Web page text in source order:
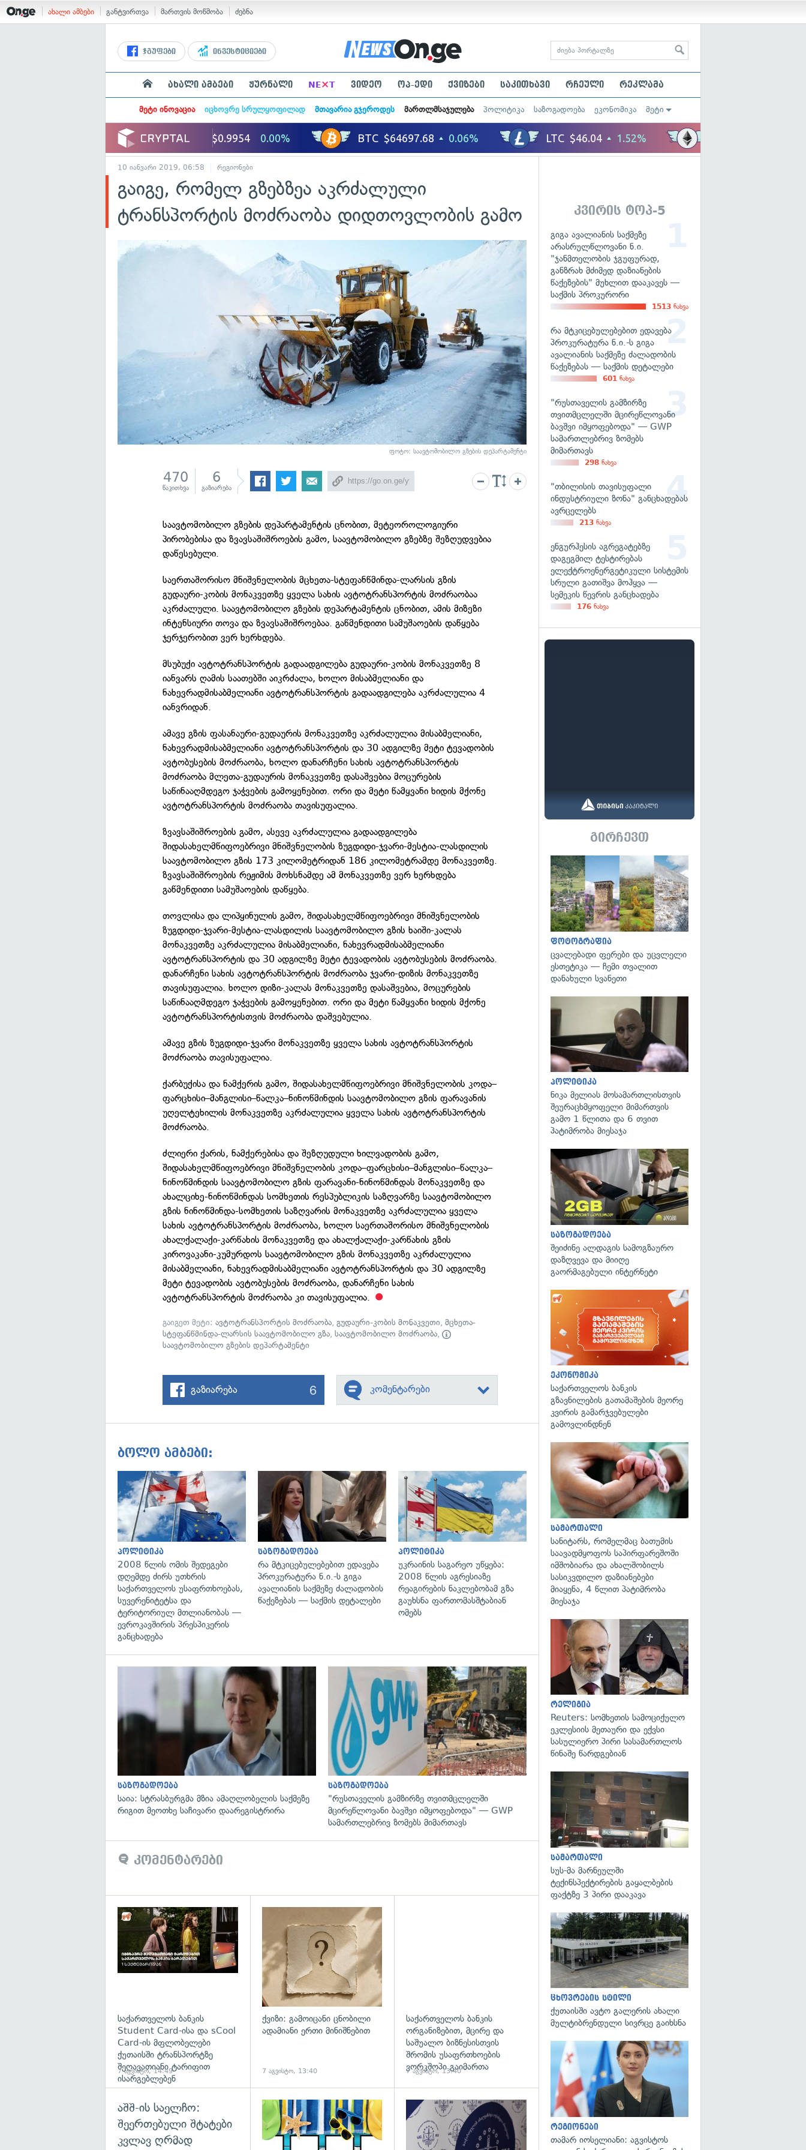
ახალი ამბები განტვირთვა მართვის მოწმობა ძებნა
ჯგუფები ინვესტიციები
ახალი ამბები ჟურნალი NE×T ვიდეო ოპ-ედი ქვიზები საკითხავი რჩეული რეკლამა
მეტი ინოვაცია იცხოვრე სრულყოფილად მთავარია გჯეროდეს მართლმსაჯულება პოლიტიკა საზოგადოება ეკონომიკა მეტი
10 იანვარი 2019, 06:58 რეგიონები
გაიგე, რომელ გზებზეა აკრძალული
ტრანსპორტის მოძრაობა დიდთოვლობის გამო
ფოტო: საავტომობილო გზების დეპარტამენტი
470
წაკითხვა
6
გაზიარება
საავტომობილო გზების დეპარტამენტის ცნობით, მეტეოროლოგიური
პირობებისა და ზვავსაშიშროების გამო, საავტომობილო გზებზე შეზღუდვებია
დაწესებული.
საერთაშორისო მნიშვნელობის მცხეთა-სტეფანწმინდა-ლარსის გზის
გუდაური-კობის მონაკვეთზე ყველა სახის ავტოტრანსპორტის მოძრაობაა
აკრძალული. საავტომობილო გზების დეპარტამენტის ცნობით, ამის მიზეზი
ინტენსიური თოვა და ზვავსაშიშროებაა. გაწმენდითი სამუშაოების დაწყება
ჯერჯერობით ვერ ხერხდება.
მსუბუქი ავტოტრანსპორტის გადაადგილება გუდაური-კობის მონაკვეთზე 8
იანვარს ღამის საათებში აიკრძალა, ხოლო მისაბმელიანი და
ნახევრადმისაბმელიანი ავტოტრანსპორტის გადაადგილება აკრძალულია 4
იანვრიდან.
ამავე გზის ფასანაური-გუდაურის მონაკვეთზე აკრძალულია მისაბმელიანი,
ნახევრადმისაბმელიანი ავტოტრანსპორტის და 30 ადგილზე მეტი ტევადობის
ავტობუსების მოძრაობა, ხოლო დანარჩენი სახის ავტოტრანსპორტის
მოძრაობა მლეთა-გუდაურის მონაკვეთზე დასაშვებია მოცურების
საწინააღმდეგო ჯაჭვების გამოყენებით. ორი და მეტი წამყვანი ხიდის მქონე
ავტოტრანსპორტის მოძრაობა თავისუფალია.
ზვავსაშიშროების გამო, ასევე აკრძალულია გადაადგილება
შიდასახელმწიფოებრივი მნიშვნელობის ზუგდიდი-ჯვარი-მესტია-ლასდილის
საავტომობილო გზის 173 კილომეტრიდან 186 კილომეტრამდე მონაკვეთზე.
ზვავსაშიშროების რეჟიმის მოხსნამდე ამ მონაკვეთზე ვერ ხერხდება
გაწმენდითი სამუშაოების დაწყება.
თოვლისა და ლიპყინულის გამო, შიდასახელმწიფოებრივი მნიშვნელობის
ზუგდიდი-ჯვარი-მესტია-ლასდილის საავტომობილო გზის ხაიში-კალას
მონაკვეთზე აკრძალულია მისაბმელიანი, ნახევრადმისაბმელიანი
ავტოტრანსპორტის და 30 ადგილზე მეტი ტევადობის ავტობუსების მოძრაობა.
დანარჩენი სახის ავტოტრანსპორტის მოძრაობა ჯვარი-დიზის მონაკვეთზე
თავისუფალია. ხოლო დიზი-კალას მონაკვეთზე დასაშვებია, მოცურების
საწინააღმდეგო ჯაჭვების გამოყენებით. ორი და მეტი წამყვანი ხიდის მქონე
ავტოტრანსპორტისთვის მოძრაობა დაშვებულია.
ამავე გზის ზუგდიდი-ჯვარი მონაკვეთზე ყველა სახის ავტოტრანსპორტის
მოძრაობა თავისუფალია.
ქარბუქისა და ნამქერის გამო, შიდასახელმწიფოებრივი მნიშვნელობის კოდა–
ფარცხისი–მანგლისი–წალკა–ნინოწმინდის საავტომობილო გზის ფარავანის
უღელტეხილის მონაკვეთზე აკრძალულია ყველა სახის ავტოტრანსპორტის
მოძრაობა.
ძლიერი ქარის, ნამქერებისა და შეზღუდული ხილვადობის გამო,
შიდასახელმწიფოებრივი მნიშვნელობის კოდა–ფარცხისი–მანგლისი–წალკა–
ნინოწმინდის საავტომობილო გზის ფარავანი-ნინოწმინდას მონაკვეთზე და
ახალციხე-ნინოწმინდას სომხეთის რესპუბლიკის საზღვარზე საავტომობილო
გზის ნინოწმინდა-სომხეთის საზღვარის მონაკვეთზე აკრძალულია ყველა
სახის ავტოტრანსპორტის მოძრაობა, ხოლო საერთაშორისო მნიშვნელობის
ახალქალაქი-კარწახის მონაკვეთზე და ახალქალაქი-კარწახის გზის
კიროვაკანი-კუმურდოს საავტომობილო გზის მონაკვეთზე აკრძალულია
მისაბმელიანი, ნახევრადმისაბმელიანი ავტოტრანსპორტის და 30 ადგილზე
მეტი ტევადობის ავტობუსების მოძრაობა, დანარჩენი სახის
ავტოტრანსპორტის მოძრაობა კი თავისუფალია.
გაიგეთ მეტი:ავტოტრანსპორტის მოძრაობა,გუდაური-კობის მონაკვეთი,მცხეთა-
სტეფანწმინდა-ლარსის საავტომობილო გზა,საავტომობილო მოძრაობა,
საავტომობილო გზების დეპარტამენტი
გაზიარება 6 კომენტარები
ბოლო ამბები:
გადახედვა
პოლიტიკა
2008 წლის ომის შედეგები
დღემდე ძირს უთხრის
საქართველოს უსაფრთხოებას,
სუვერენიტეტსა და
ტერიტორიულ მთლიანობას —
ევროკავშირის პრესპიკერის
განცხადება
გადახედვა
საზოგადოება
რა მტკიცებულებებით ედავება
პროკურატურა ნ.ი.-ს გიგა
ავალიანის საქმეზე ძალადობის
წაქეზებას — საქმის დეტალები
გადახედვა
პოლიტიკა
უკრაინის საგარეო უწყება:
2008 წლის აგრესიაზე
რეაგირების ნაკლებობამ გზა
გაუხსნა ფართომასშტაბიან
ომებს
გადახედვა
საზოგადოება
საია: სტრასბურგმა მზია ამაღლობელის საქმეზე
რიგით მეოთხე საჩივარი დაარეგისტრირა
გადახედვა
საზოგადოება
"რუსთაველის გამზირზე თვითმცლელში
მცირეწლოვანი ბავშვი იმყოფებოდა" — GWP
სამართლებრივ ზომებს მიმართავს
კომენტარები
საქართველოს ბანკის
Student Card-ისა და sCool
Card-ის მფლობელები
ქუთაისში ტრანსპორტზე
შეღავათიანი ტარიფით
ისარგებლებენ
7 აგვისტო, 14:49
ქვიზი: გამოიცანი ცნობილი
ადამიანი ერთი მინიშნებით
7 აგვისტო, 13:40
საქართველოს ბანკის
ორგანიზებით, მცირე და
საშუალო ბიზნესისთვის
შრომის უსაფრთხოების
ვორკშოპი გაიმართა
7 აგვისტო, 13:40
აშშ-ის საელჩო:
შეერთებული შტატები
კვლავ ღრმად
გადახედვა გადახედვა
კვირის ტოპ-5
გიგა ავალიანის საქმეზე
არასრულწლოვანი ნ.ი.
"ჯანმთელობის ჯგუფურად,
განზრახ მძიმედ დაზიანების
წაქეზების" მუხლით დააკავეს —
საქმის პროკურორი
1513 ნახვა
რა მტკიცებულებებით ედავება
პროკურატურა ნ.ი.-ს გიგა
ავალიანის საქმეზე ძალადობის
წაქეზებას — საქმის დეტალები
601 ნახვა
"რუსთაველის გამზირზე
თვითმცლელში მცირეწლოვანი
ბავშვი იმყოფებოდა" — GWP
სამართლებრივ ზომებს
მიმართავს
298 ნახვა
"თბილისის თავისუფალი
ინდუსტრიული ზონა" განცხადებას
ავრცელებს
213 ნახვა
ენგურჰესის აგრეგატებზე
დაგეგმილ ტესტირებას
ელექტროენერგეტიკული სისტემის
სრული გათიშვა მოჰყვა —
სემეკის წევრის განცხადება
176 ნახვა
გირჩევთ
ფოტოგრაფია
ცვალებადი ფერები და უცვლელი
ესთეტიკა — ჩემი თვალით
დანახული სვანეთი
პოლიტიკა
ნიკა მელიას მოსამართლისთვის
შეურაცხმყოფელი მიმართვის
გამო 1 წლითა და 6 თვით
პატიმრობა მიესაჯა
საზოგადოება
შეიძინე ალდაგის სამოგზაურო
დაზღვევა და მიიღე
გაორმაგებული ინტერნეტი
ეკონომიკა
საქართველოს ბანკის
გზავნილების გათამაშების მეორე
კვირის გამარჯვებულები
გამოვლინდნენ
სამართალი
სანიტარს, რომელმაც ბათუმის
საავადმყოფოს საპირფარეშოში
იმშობიარა და ახალშობილს
სასიკვდილო დაზიანებები
მიაყენა, 4 წლით პატიმრობა
მიესაჯა
რელიგია
Reuters: სომხეთის სამოციქულო
ეკლესიის მეთაური და ექვსი
სასულიერო პირი სასამართლოს
წინაშე წარდგებიან
სამართალი
სუს-მა მარნეულში
ტექინსპექტირების გაყალბების
ფაქტზე 3 პირი დააკავა
ცხოვრების სტილი
ქუთაისში ავტო გალერის ახალი
მულტიბრენდული სივრცე გაიხსნა
რეგიონები
თამარ იოსელიანი: აგვისტოს